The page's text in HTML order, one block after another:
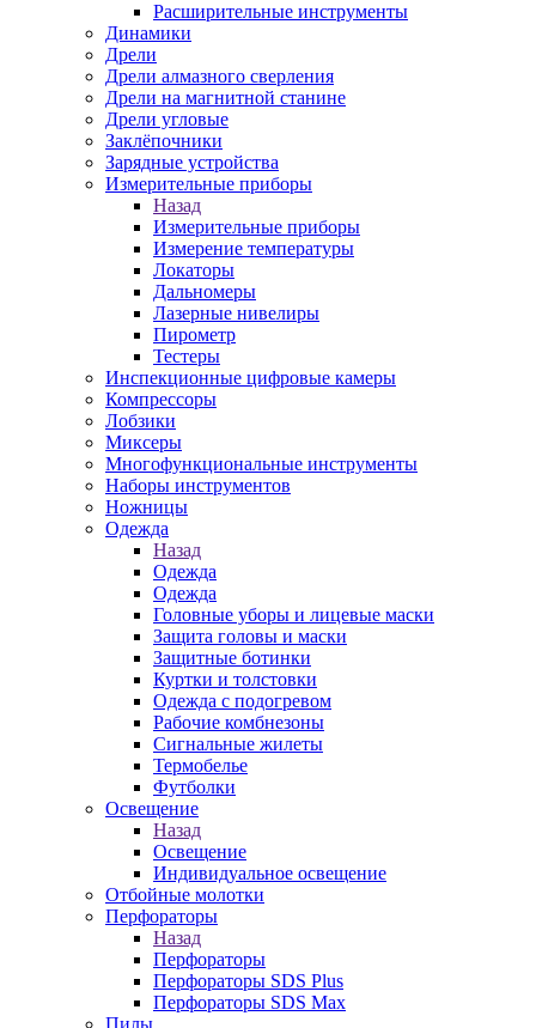
Расширительные инструменты
Динамики
Дрели
Дрели алмазного сверления
Дрели на магнитной станине
Дрели угловые
Заклёпочники
Зарядные устройства
Измерительные приборы
Назад
Измерительные приборы
Измерение температуры
Локаторы
Дальномеры
Лазерные нивелиры
Пирометр
Тестеры
Инспекционные цифровые камеры
Компрессоры
Лобзики
Миксеры
Многофункциональные инструменты
Наборы инструментов
Ножницы
Одежда
Назад
Одежда
Одежда
Головные уборы и лицевые маски
Защита головы и маски
Защитные ботинки
Куртки и толстовки
Одежда с подогревом
Рабочие комбнезоны
Сигнальные жилеты
Термобелье
Футболки
Освещение
Назад
Освещение
Индивидуальное освещение
Отбойные молотки
Перфораторы
Назад
Перфораторы
Перфораторы SDS Plus
Перфораторы SDS Max
Пилы